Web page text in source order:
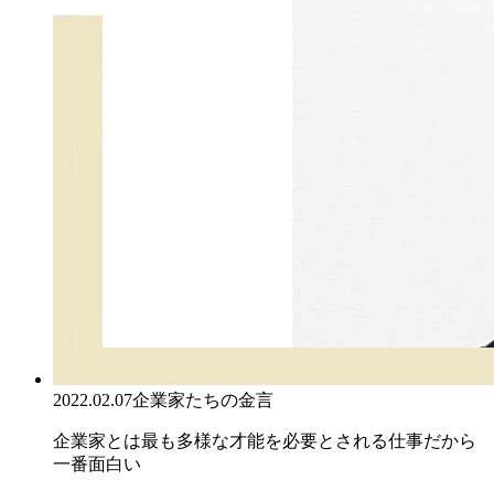
2022.02.07企業家たちの金言
企業家とは最も多様な才能を必要とされる仕事だから
一番面白い